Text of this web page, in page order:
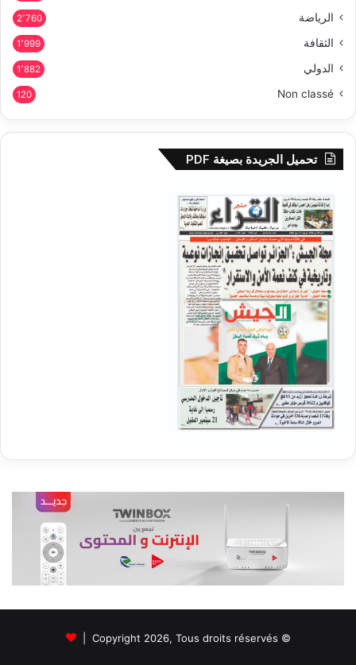
الرياضة 2٬760
الثقافة 1٬999
الدولي 1٬882
Non classé
120
تحميل الجريدة بصيغة PDF
© Copyright 2026, Tous droits réservés |